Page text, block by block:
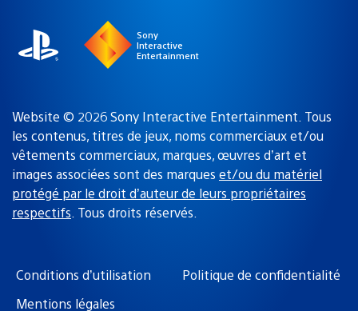
Sony
Interactive
Entertainment
Website © 2026 Sony Interactive Entertainment. Tous
les contenus, titres de jeux, noms commerciaux et/ou
vêtements commerciaux, marques, œuvres d’art et
images associées sont des marques et/ou du matériel
protégé par le droit d’auteur de leurs propriétaires
respectifs. Tous droits réservés.
Conditions d’utilisation
Politique de confidentialité
Mentions légales